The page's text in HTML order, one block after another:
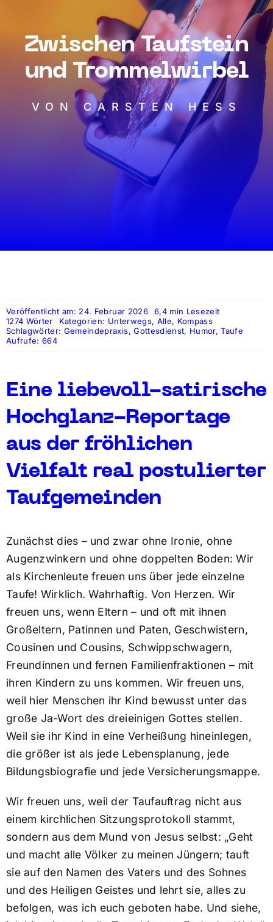
Zwischen Taufstein
und Trommelwirbel
VON CARSTEN HESS
Veröffentlicht am: 24. Februar 2026
6,4 min Lesezeit
1274 Wörter
Kategorien: Unterwegs, Alle, Kompass
Schlagwörter: Gemeindepraxis,Gottesdienst, Humor,Taufe
Aufrufe: 664
Eine liebevoll-satirische
Hochglanz-Reportage
aus der fröhlichen
Vielfalt real postulierter
Taufgemeinden
Zunächst dies – und zwar ohne Ironie, ohne
Augenzwinkern und ohne doppelten Boden: Wir
als Kirchenleute freuen uns über jede einzelne
Taufe! Wirklich. Wahrhaftig. Von Herzen. Wir
freuen uns, wenn Eltern – und oft mit ihnen
Großeltern, Patinnen und Paten, Geschwistern,
Cousinen und Cousins, Schwippschwagern,
Freundinnen und fernen Familienfraktionen – mit
ihren Kindern zu uns kommen. Wir freuen uns,
weil hier Menschen ihr Kind bewusst unter das
große Ja-Wort des dreieinigen Gottes stellen.
Weil sie ihr Kind in eine Verheißung hineinlegen,
die größer ist als jede Lebensplanung, jede
Bildungsbiografie und jede Versicherungsmappe.
Wir freuen uns, weil der Taufauftrag nicht aus
einem kirchlichen Sitzungsprotokoll stammt,
sondern aus dem Mund von Jesus selbst: „Geht
und macht alle Völker zu meinen Jüngern; tauft
sie auf den Namen des Vaters und des Sohnes
und des Heiligen Geistes und lehrt sie, alles zu
befolgen, was ich euch geboten habe. Und siehe,